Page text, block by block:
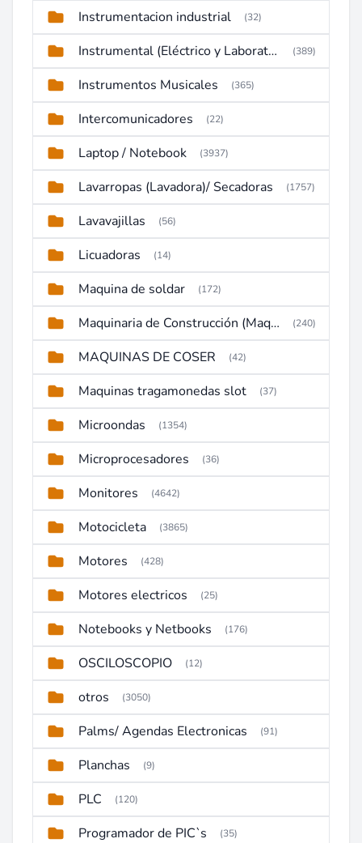
Instrumentacion industrial (32)
Instrumental (Eléctrico y Laboratorio) (389)
Instrumentos Musicales (365)
Intercomunicadores (22)
Laptop / Notebook (3937)
Lavarropas (Lavadora)/ Secadoras (1757)
Lavavajillas (56)
Licuadoras (14)
Maquina de soldar (172)
Maquinaria de Construcción (Maquinaria Pesada) (240)
MAQUINAS DE COSER (42)
Maquinas tragamonedas slot (37)
Microondas (1354)
Microprocesadores (36)
Monitores (4642)
Motocicleta (3865)
Motores (428)
Motores electricos (25)
Notebooks y Netbooks (176)
OSCILOSCOPIO (12)
otros (3050)
Palms/ Agendas Electronicas (91)
Planchas (9)
PLC (120)
Programador de PIC`s (35)